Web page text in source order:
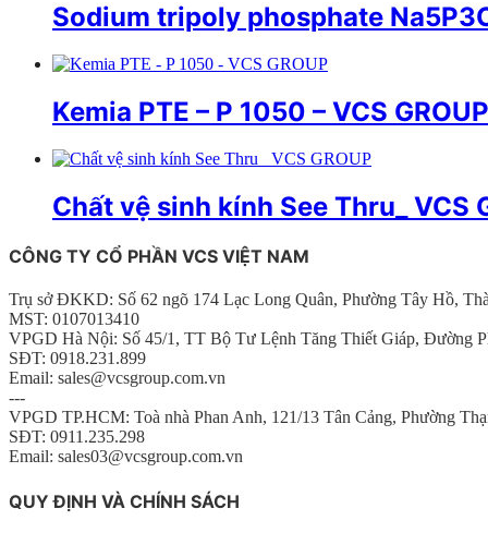
Sodium tripoly phosphate
Kemia PTE – P 1050 – VCS GROUP
Chất vệ sinh kính See Thru_ VCS
CÔNG TY CỔ PHẦN VCS VIỆT NAM
Trụ sở ĐKKD: Số 62 ngõ 174 Lạc Long Quân, Phường Tây Hồ,
MST: 0107013410
VPGD Hà Nội: Số 45/1, TT Bộ Tư Lệnh Tăng Thiết Giáp, Đường
SĐT: 0918.231.899
Email: sales@vcsgroup.com.vn
---
VPGD TP.HCM: Toà nhà Phan Anh, 121/13 Tân Cảng, Phường
SĐT: 0911.235.298
Email: sales03@vcsgroup.com.vn
QUY ĐỊNH VÀ CHÍNH SÁCH